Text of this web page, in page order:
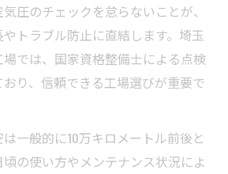
圧のチェックを怠らないことが、
トラブル防止に直結します。埼玉
では、国家資格整備士による点検
り、信頼できる工場選びが重要で
一般的に10万キロメートル前後と
の使い方やメンテナンス状況によ